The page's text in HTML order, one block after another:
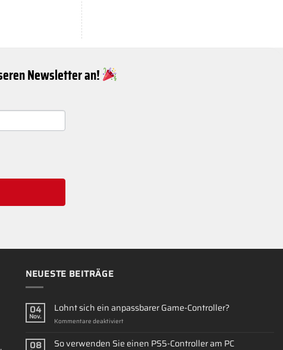
Newsletter an!
NEUESTE BEITRÄGE
04
Nov.
Lohnt sich ein anpassbarer Game-Controller?
Kommentare deaktiviertfür
sich
08 So verwenden Sie einen PS5-Controller am PC